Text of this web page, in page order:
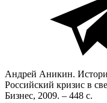
Андрей Аникин.
Российский кризис в
Бизнес, 2009. – 448 с.